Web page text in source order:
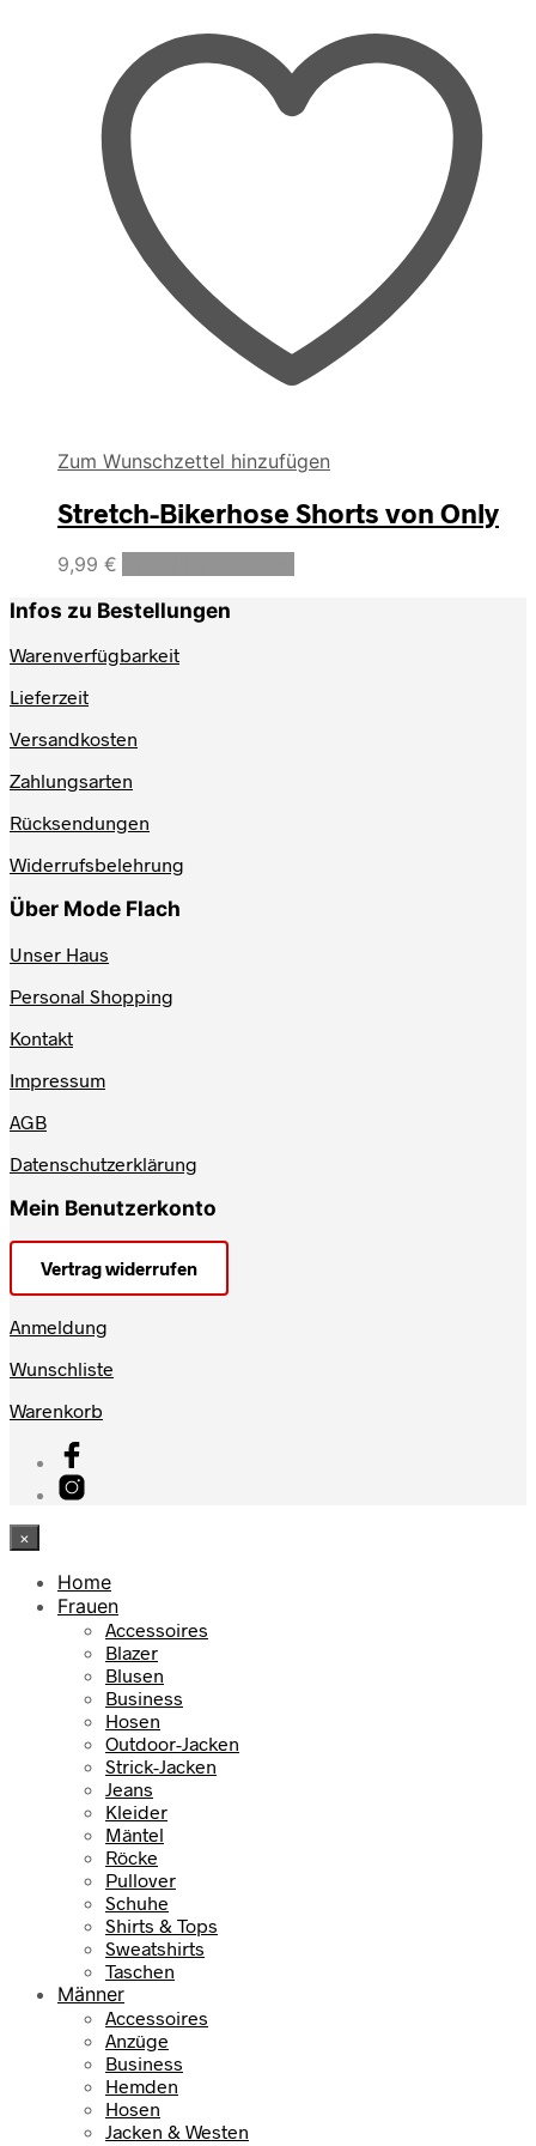
Zum Wunschzettel hinzufügen
Stretch-Bikerhose Shorts von Only
9,99 €
Infos zu Bestellungen
Warenverfügbarkeit
Lieferzeit
Versandkosten
Zahlungsarten
Rücksendungen
Widerrufsbelehrung
Über Mode Flach
Unser Haus
Personal Shopping
Kontakt
Impressum
AGB
Datenschutzerklärung
Mein Benutzerkonto
Vertrag widerrufen
Anmeldung
Wunschliste
Warenkorb
×
Home
Frauen
Accessoires
Blazer
Blusen
Business
Hosen
Outdoor-Jacken
Strick-Jacken
Jeans
Kleider
Mäntel
Röcke
Pullover
Schuhe
Shirts & Tops
Sweatshirts
Taschen
Männer
Accessoires
Anzüge
Business
Hemden
Hosen
Jacken & Westen